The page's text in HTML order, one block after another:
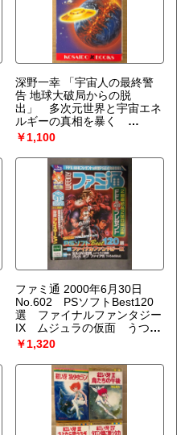
深野一幸 「宇宙人の最終警
告 地球大破局からの脱
出」 多次元世界と宇宙エネ
ルギーの真相を暴く
KOSAIDO BOOKS
￥1,100
ファミ通 2000年6月30日
No.602 PSソフトBest120
選 ファイナルファンタジー
IX ムジュラの仮面 うつろ
わざるもの
￥1,320